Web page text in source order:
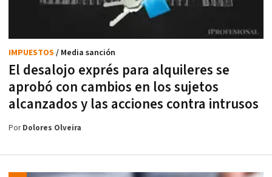
El desalojo exprés para alquileres se
aprobó con cambios en los sujetos
alcanzados y las acciones contra intrusos
IMPUESTOS / Media sanción
PorDolores Olveira